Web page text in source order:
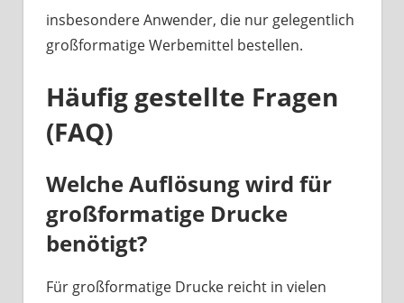
insbesondere Anwender, die nur gelegentlich
großformatige Werbemittel bestellen.
Häufig gestellte Fragen
(FAQ)
Welche Auflösung wird für
großformatige Drucke
benötigt?
Für großformatige Drucke reicht in vielen